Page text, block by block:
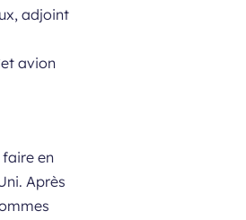
adjoint
avion
en
Après